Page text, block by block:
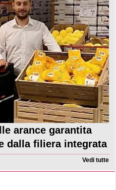
arance garantita
dalla filiera integrata
Vedi tutte